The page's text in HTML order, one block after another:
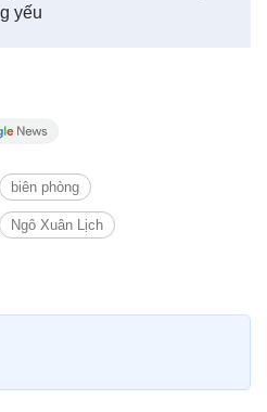
yếu
biên phòng
Ngô Xuân Lịch